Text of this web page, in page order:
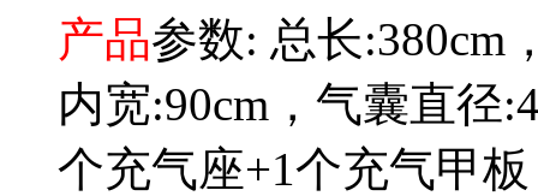
产品参数: 总长:380cm
内宽:90cm，气囊直径
个充气座+1个充气甲